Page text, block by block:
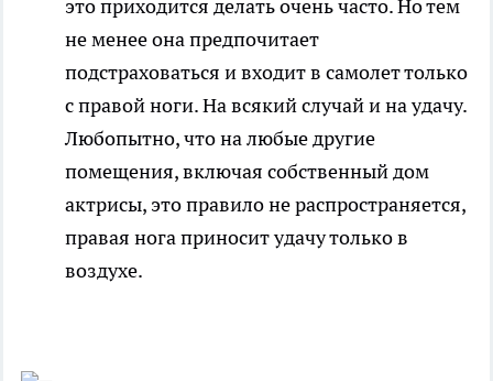
это приходится делать очень часто. Но тем
не менее она предпочитает
подстраховаться и входит в самолет только
с правой ноги. На всякий случай и на удачу.
Любопытно, что на любые другие
помещения, включая собственный дом
актрисы, это правило не распространяется,
правая нога приносит удачу только в
воздухе.